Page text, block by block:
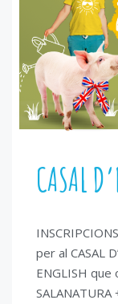
CASAL
per al CASAL
ENGLISH que
SALANATURA